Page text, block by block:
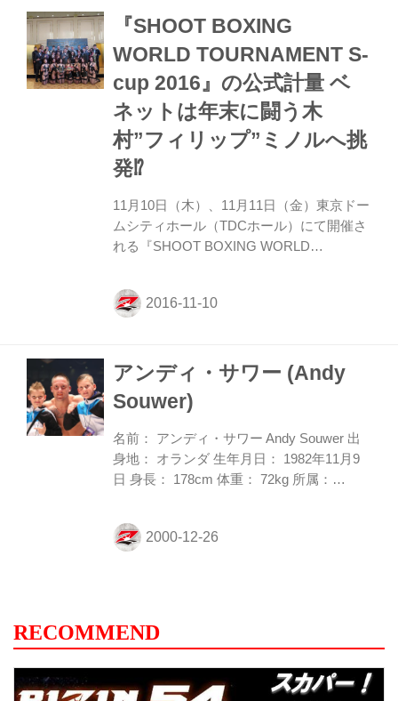
場を沸かせる。 ベネットは1R序盤から積
速の右フックが見事に決まりダウンを奪
う。 その後もMASAYAの鋭いハイキックを
かわしボディを入れるなど好戦。独特のス
タイルでタイミングをずらしながら闘うベ
ネットだが、...
『SHOOT BOXING
WORLD TOURNAMENT S-
cup 2016』の公式計量 ベ
ネットは年末に闘う木
村”フィリップ”ミノルへ挑
発⁉︎
11月10日（木）、11月11日（金）東京ドー
ムシティホール（TDCホール）にて開催さ
れる『SHOOT BOXING WORLD
都内で行なわれた。 計量は全選手が見事に
パス。明日の試合への期待感を高まらせ
王”RENAはメインイベンターとして明日の
大会に出場。 RENAは「明日はいよいよシ
ュートボクサーとしての夢の舞台『S-
cup』でメインに立ちます。私の夢はシュ
ートボクシングルールで自分の試合がテレ
ビで放送されることと、男子混合の中でメ
アンディ・サワー (Andy
Souwer)
名前： アンディ・サワー Andy Souwer 出
身地： オランダ 生年月日： 1982年11月9
日 身長： 178cm 体重： 72kg 所属：
場： SHOOT BOXING S-cup 世界トーナメ
ント2002/2004/2008/2014 王者、K-1
は9割を超え、恐るべき戦績を誇ってい
る。多彩で、回転力のある打撃に加え、最
後まで勝負を諦めない精神力の強さは、
「キックボクサーの完成形」とも言...
RECOMMEND